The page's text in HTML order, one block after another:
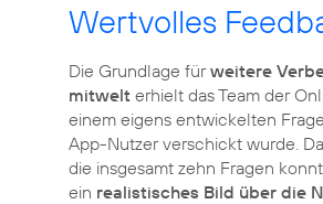
Wertvolles
Die Grundlage fürweitere
mitwelt erhielt das Team der
einem eigens entwickelten
App-Nutzer verschickt wurde.
die insgesamt zehn Fragen
ein realistisches Bild über die